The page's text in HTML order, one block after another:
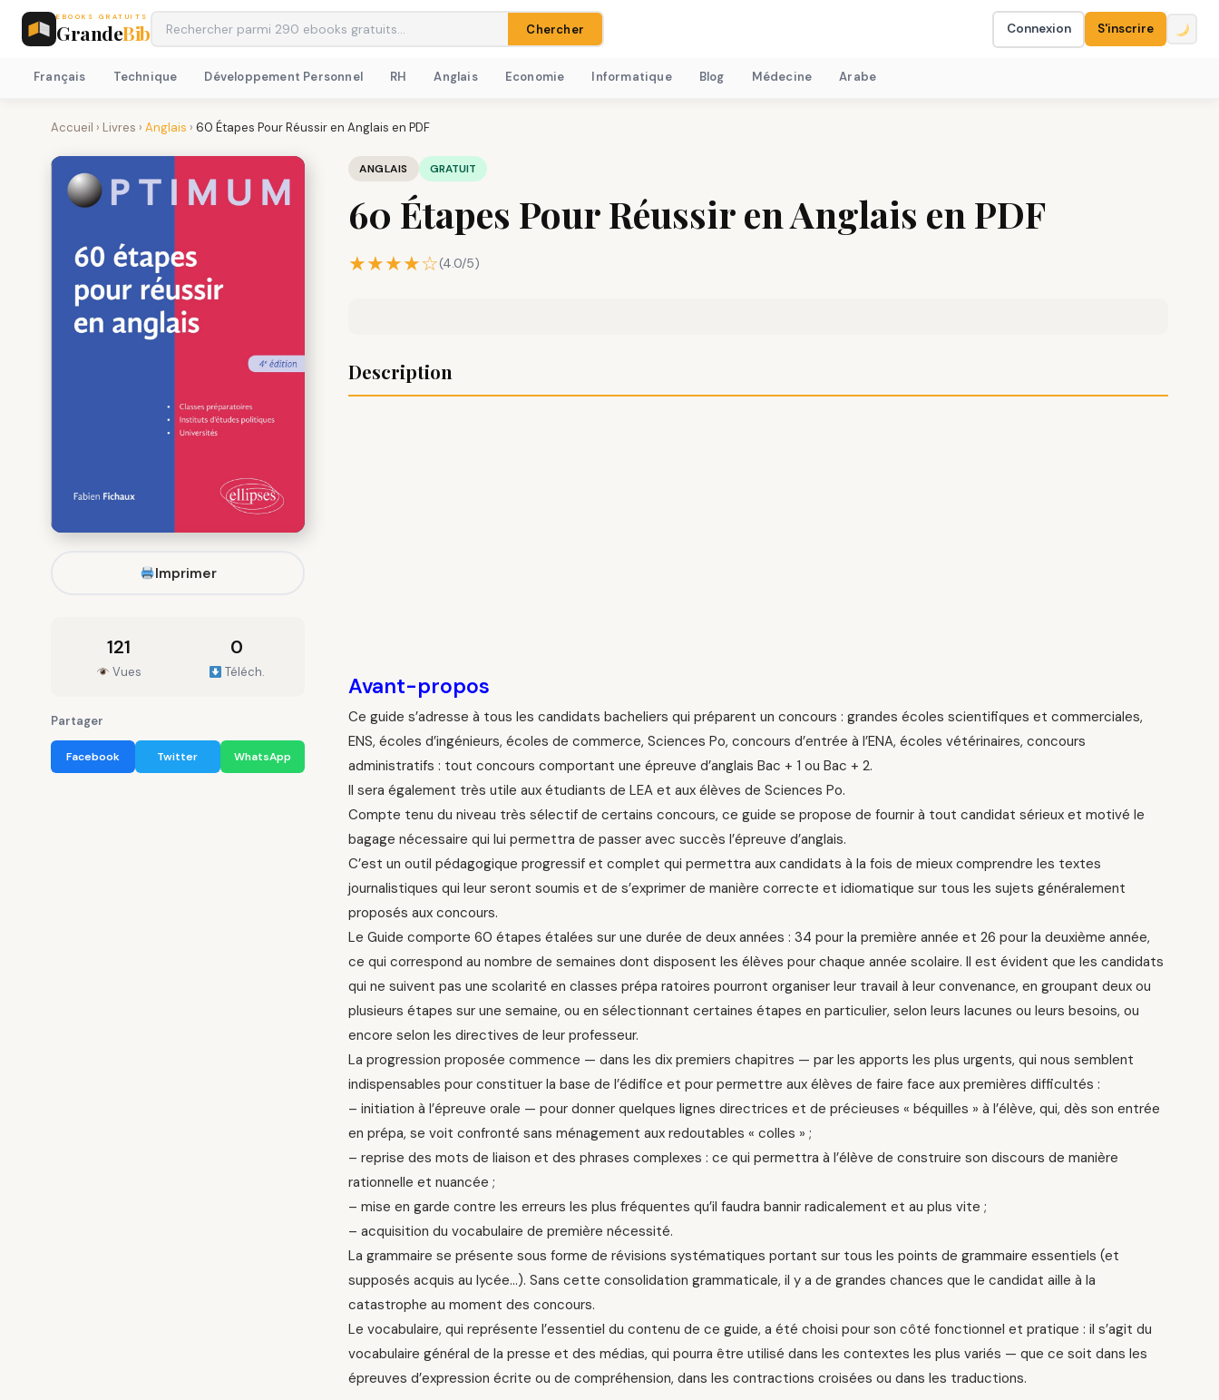
EBOOKS GRATUITS
GrandeBib Chercher Connexion S'inscrire
Français Technique Développement Personnel RH Anglais Economie Informatique Blog Médecine Arabe
Accueil › Livres › Anglais › 60 Étapes Pour Réussir en Anglais en PDF
Imprimer
121
Vues
0
Téléch.
Partager
Facebook Twitter WhatsApp
ANGLAIS GRATUIT
60 Étapes Pour Réussir en Anglais en PDF
★★★★☆(4.0/5)
Description
Avant-propos
Ce guide s’adresse à tous les candidats bacheliers qui préparent un concours : grandes écoles scientifiques et commerciales,
ENS, écoles d’ingénieurs, écoles de commerce, Sciences Po, concours d’entrée à l’ENA, écoles vétérinaires, concours
administratifs : tout concours comportant une épreuve d’anglais Bac + 1 ou Bac + 2.
Il sera également très utile aux étudiants de LEA et aux élèves de Sciences Po.
Compte tenu du niveau très sélectif de certains concours, ce guide se propose de fournir à tout candidat sérieux et motivé le
bagage nécessaire qui lui permettra de passer avec succès l’épreuve d’anglais.
C’est un outil pédagogique progressif et complet qui permettra aux candidats à la fois de mieux comprendre les textes
journalistiques qui leur seront soumis et de s’exprimer de manière correcte et idiomatique sur tous les sujets généralement
proposés aux concours.
Le Guide comporte 60 étapes étalées sur une durée de deux années : 34 pour la première année et 26 pour la deuxième année,
ce qui correspond au nombre de semaines dont disposent les élèves pour chaque année scolaire. Il est évident que les candidats
qui ne suivent pas une scolarité en classes prépa ratoires pourront organiser leur travail à leur convenance, en groupant deux ou
plusieurs étapes sur une semaine, ou en sélectionnant certaines étapes en particulier, selon leurs lacunes ou leurs besoins, ou
encore selon les directives de leur professeur.
La progression proposée commence — dans les dix premiers chapitres — par les apports les plus urgents, qui nous semblent
indispensables pour constituer la base de l’édifice et pour permettre aux élèves de faire face aux premières difficultés :
– initiation à l’épreuve orale — pour donner quelques lignes directrices et de précieuses « béquilles » à l’élève, qui, dès son entrée
en prépa, se voit confronté sans ménagement aux redoutables « colles » ;
– reprise des mots de liaison et des phrases complexes : ce qui permettra à l’élève de construire son discours de manière
rationnelle et nuancée ;
– mise en garde contre les erreurs les plus fréquentes qu’il faudra bannir radicalement et au plus vite ;
– acquisition du vocabulaire de première nécessité.
La grammaire se présente sous forme de révisions systématiques portant sur tous les points de grammaire essentiels (et
supposés acquis au lycée…). Sans cette consolidation grammaticale, il y a de grandes chances que le candidat aille à la
catastrophe au moment des concours.
Le vocabulaire, qui représente l’essentiel du contenu de ce guide, a été choisi pour son côté fonctionnel et pratique : il s’agit du
vocabulaire général de la presse et des médias, qui pourra être utilisé dans les contextes les plus variés — que ce soit dans les
épreuves d’expression écrite ou de compréhension, dans les contractions croisées ou dans les traductions.